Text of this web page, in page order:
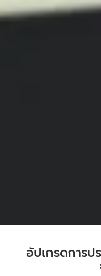
อัปเกรดการป